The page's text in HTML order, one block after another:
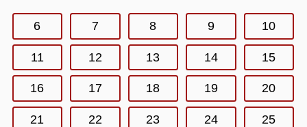
6 7 8 9 10
11 12 13 14 15
16 17 18 19 20
21 22 23 24 25